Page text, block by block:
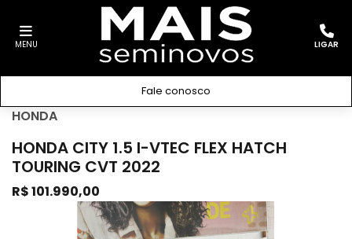
MENU LIGAR
Fale conosco
HONDA
HONDA CITY 1.5 I-VTEC FLEX HATCH
TOURING CVT 2022
R$ 101.990,00